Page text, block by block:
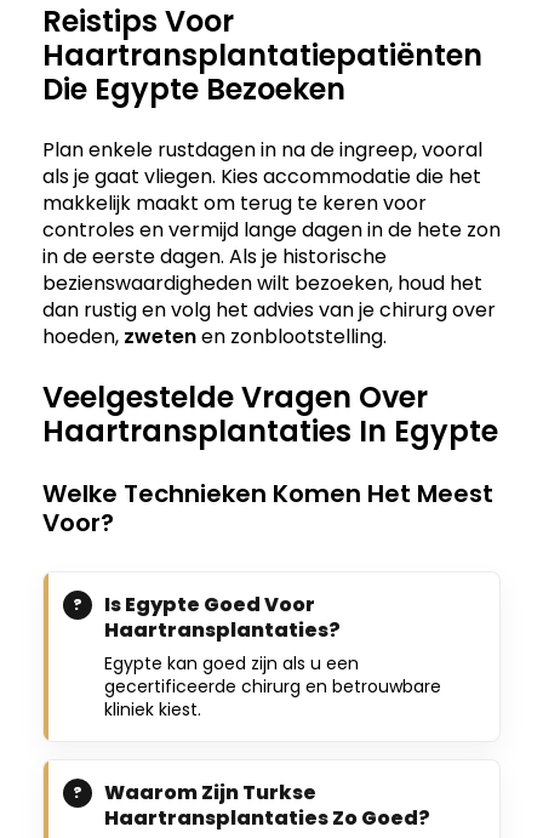
Reistips Voor
Haartransplantatiepatiënten
Die Egypte Bezoeken
Plan enkele rustdagen in na de ingreep, vooral
als je gaat vliegen. Kies accommodatie die het
makkelijk maakt om terug te keren voor
controles en vermijd lange dagen in de hete zon
in de eerste dagen. Als je historische
bezienswaardigheden wilt bezoeken, houd het
dan rustig en volg het advies van je chirurg over
hoeden, zwetenen zonblootstelling.
Veelgestelde Vragen Over
Haartransplantaties In Egypte
Welke Technieken Komen Het Meest
Voor?
Is Egypte Goed Voor
Haartransplantaties?
Egypte kan goed zijn als u een
gecertificeerde chirurg en betrouwbare
kliniek kiest.
Waarom Zijn Turkse
Haartransplantaties Zo Goed?